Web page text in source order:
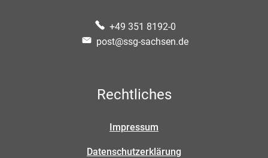
+49 351 8192-0
post@ssg-sachsen.de
Rechtliches
Impressum
Datenschutzerklärung